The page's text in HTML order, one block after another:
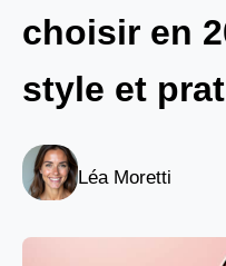
choisir en
style et
Léa Moretti